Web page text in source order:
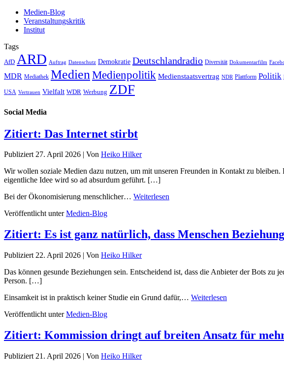
Medien-Blog
Veranstaltungskritik
Institut
Tags
AfD ARD Auftrag Datenschutz Demokratie Deutschlandradio Diversität Dokumentarfilm
MDR Mediathek MedienMedienpolitik Medienstaatsvertrag NDR Plattform Politik
USA Vertrauen Vielfalt WDR Werbung ZDF
Social Media
Zitiert: Das Internet stirbt
Publiziert 27. April 2026 | Von Heiko Hilker
Wir wollen soziale Medien dazu nutzen, um mit unseren Freunden in Kontakt zu
eigentliche Idee wird so ad absurdum geführt. […]
Bei der Ökonomisierung menschlicher… Weiterlesen
Veröffentlicht unter Medien-Blog
Zitiert: Es ist ganz natürlich, dass Menschen
Publiziert 22. April 2026 | Von Heiko Hilker
Das können gesunde Beziehungen sein. Entscheidend ist, dass die Anbieter der Bots
Person. […]
Einsamkeit ist in praktisch keiner Studie ein Grund dafür,… Weiterlesen
Veröffentlicht unter Medien-Blog
Zitiert: Kommission dringt auf breiten Ansatz für
Publiziert 21. April 2026 | Von Heiko Hilker